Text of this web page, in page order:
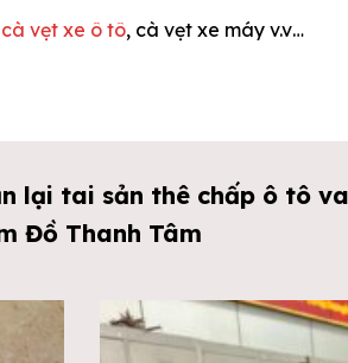
cà vẹt xe ô tô, cà vẹt xe máy v.v…
lại tai sản thê chấp ô tô
Đồ Thanh Tâm